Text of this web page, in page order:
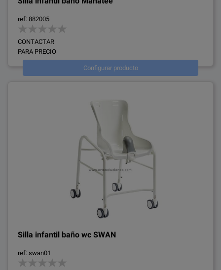
ref: 882005
CONTACTAR
PARA PRECIO
Configurar producto
Silla infantil baño wc SWAN
ref: swan01